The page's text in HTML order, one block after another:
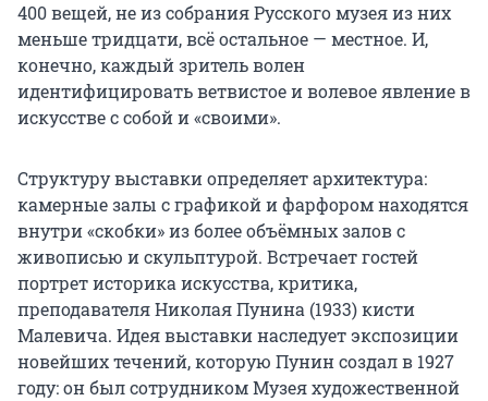
400 вещей, не из собрания Русского музея из них
меньше тридцати, всё остальное — местное. И,
конечно, каждый зритель волен
идентифицировать ветвистое и волевое явление в
искусстве с собой и «своими».
Структуру выставки определяет архитектура:
камерные залы с графикой и фарфором находятся
внутри «скобки» из более объёмных залов с
живописью и скульптурой. Встречает гостей
портрет историка искусства, критика,
преподавателя Николая Пунина (1933) кисти
Малевича. Идея выставки наследует экспозиции
новейших течений, которую Пунин создал в 1927
году: он был сотрудником Музея художественной